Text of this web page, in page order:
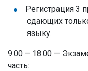
Регистрация 3
сдающих
языку.
9:00 – 18:00 —
часть: